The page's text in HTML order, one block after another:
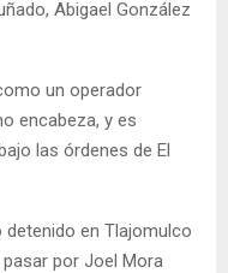
Abigael González
un operador
encabeza, y es
las órdenes de El
detenido en Tlajomulco
por Joel Mora